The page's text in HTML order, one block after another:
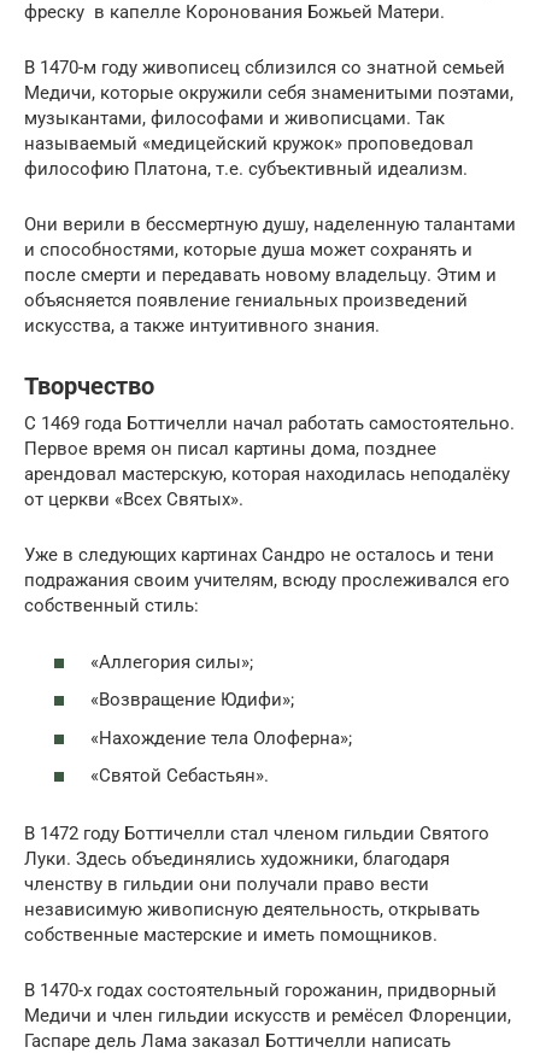
фреску в капелле Коронования Божьей Матери.
В 1470-м году живописец сблизился со знатной семьей
Медичи, которые окружили себя знаменитыми поэтами,
музыкантами, философами и живописцами. Так
называемый «медицейский кружок» проповедовал
философию Платона, т.е. субъективный идеализм.
Они верили в бессмертную душу, наделенную талантами
и способностями, которые душа может сохранять и
после смерти и передавать новому владельцу. Этим и
объясняется появление гениальных произведений
искусства, а также интуитивного знания.
Творчество
С 1469 года Боттичелли начал работать самостоятельно.
Первое время он писал картины дома, позднее
арендовал мастерскую, которая находилась неподалёку
от церкви «Всех Святых».
Уже в следующих картинах Сандро не осталось и тени
подражания своим учителям, всюду прослеживался его
собственный стиль:
«Аллегория силы»;
«Возвращение Юдифи»;
«Нахождение тела Олоферна»;
«Святой Себастьян».
В 1472 году Боттичелли стал членом гильдии Святого
Луки. Здесь объединялись художники, благодаря
членству в гильдии они получали право вести
независимую живописную деятельность, открывать
собственные мастерские и иметь помощников.
В 1470-х годах состоятельный горожанин, придворный
Медичи и член гильдии искусств и ремёсел Флоренции,
Гаспаре дель Лама заказал Боттичелли написать